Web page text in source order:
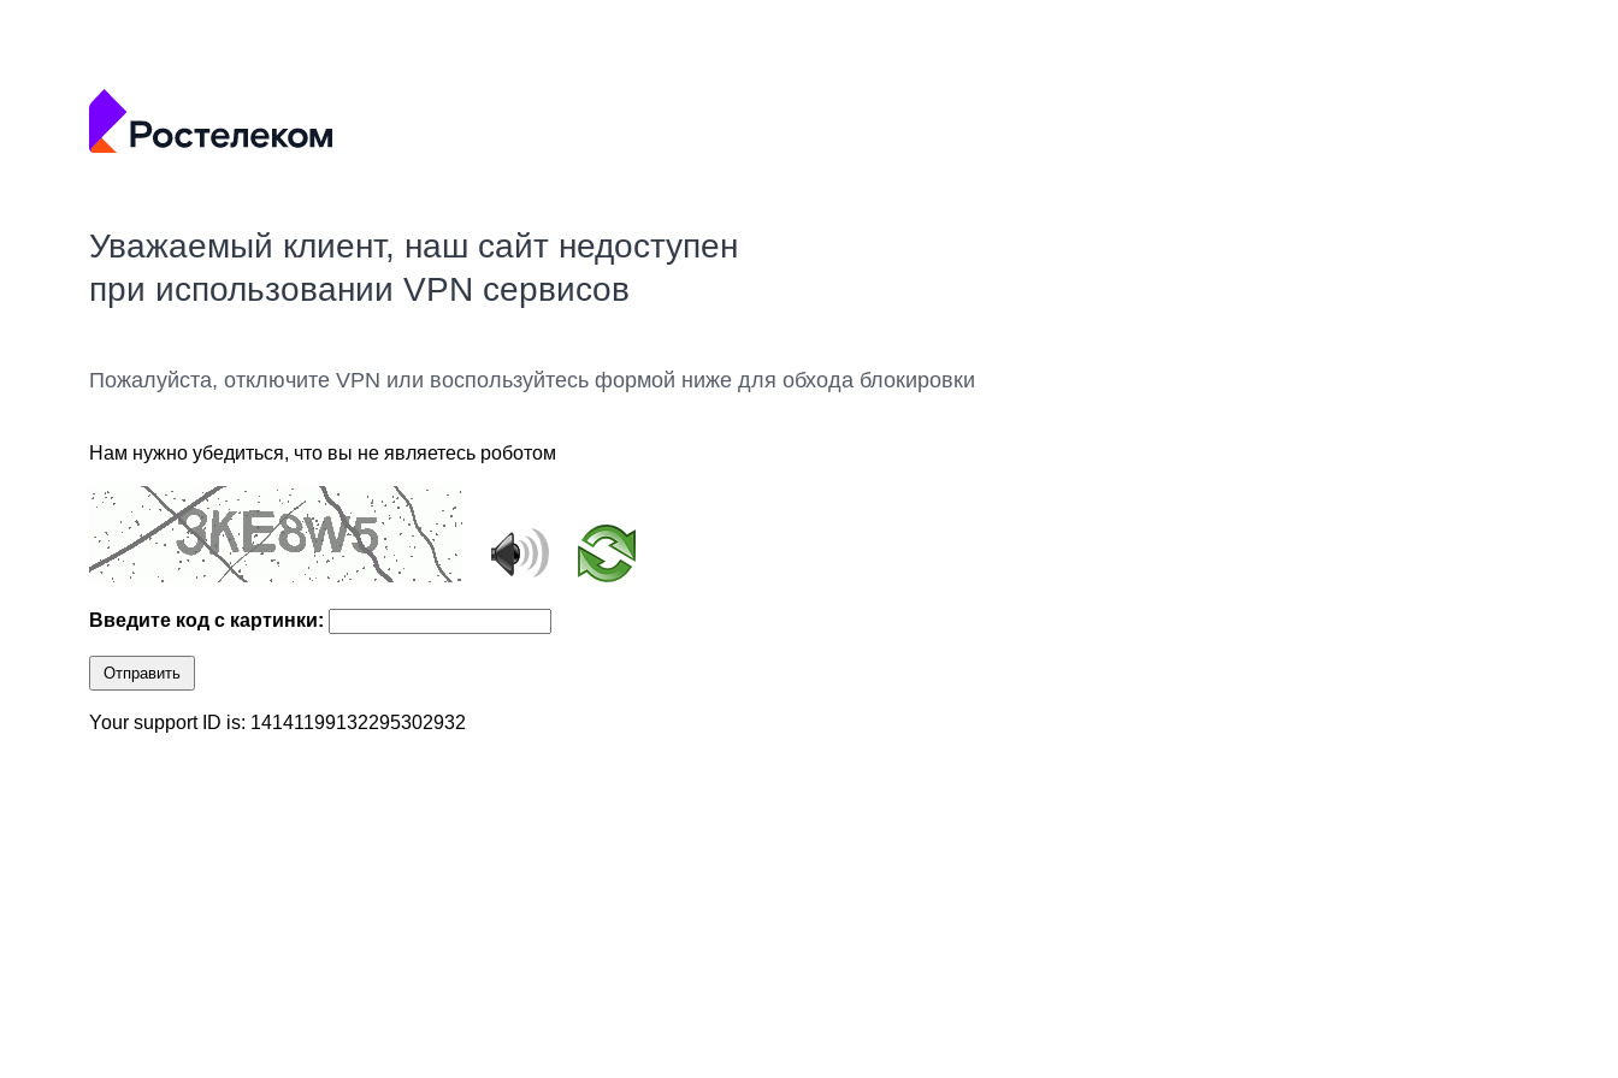
Уважаемый клиент, наш сайт недоступен
при использовании VPN сервисов
Пожалуйста, отключите VPN или воспользуйтесь формой ниже для обхода блокировки
Нам нужно убедиться, что вы не являетесь роботом
Введите код с картинки:
Отправить
Your support ID is: 14141199132295302932